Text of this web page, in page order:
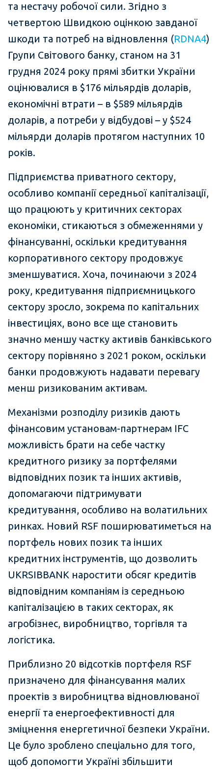
та нестачу робочої сили. Згідно з
четвертою Швидкою оцінкою завданої
шкоди та потреб на відновлення (RDNA4)
Групи Світового банку, станом на 31
грудня 2024 року прямі збитки України
оцінювалися в $176 мільярдів доларів,
економічні втрати – в $589 мільярдів
доларів, а потреби у відбудові – у $524
мільярди доларів протягом наступних 10
років.
Підприємства приватного сектору,
особливо компанії середньої капіталізації,
що працюють у критичних секторах
економіки, стикаються з обмеженнями у
фінансуванні, оскільки кредитування
корпоративного сектору продовжує
зменшуватися. Хоча, починаючи з 2024
року, кредитування підприємницького
сектору зросло, зокрема по капітальних
інвестиціях, воно все ще становить
значно меншу частку активів банківського
сектору порівняно з 2021 роком, оскільки
банки продовжують надавати перевагу
менш ризикованим активам.
Механізми розподілу ризиків дають
фінансовим установам-партнерам IFC
можливість брати на себе частку
кредитного ризику за портфелями
відповідних позик та інших активів,
допомагаючи підтримувати
кредитування, особливо на волатильних
ринках. Новий RSF поширюватиметься на
портфель нових позик та інших
кредитних інструментів, що дозволить
UKRSIBBANK наростити обсяг кредитів
відповідним компаніям із середньою
капіталізацією в таких секторах, як
агробізнес, виробництво, торгівля та
логістика.
Приблизно 20 відсотків портфеля RSF
призначено для фінансування малих
проектів з виробництва відновлюваної
енергії та енергоефективності для
зміцнення енергетичної безпеки України.
Це було зроблено спеціально для того,
щоб допомогти Україні збільшити